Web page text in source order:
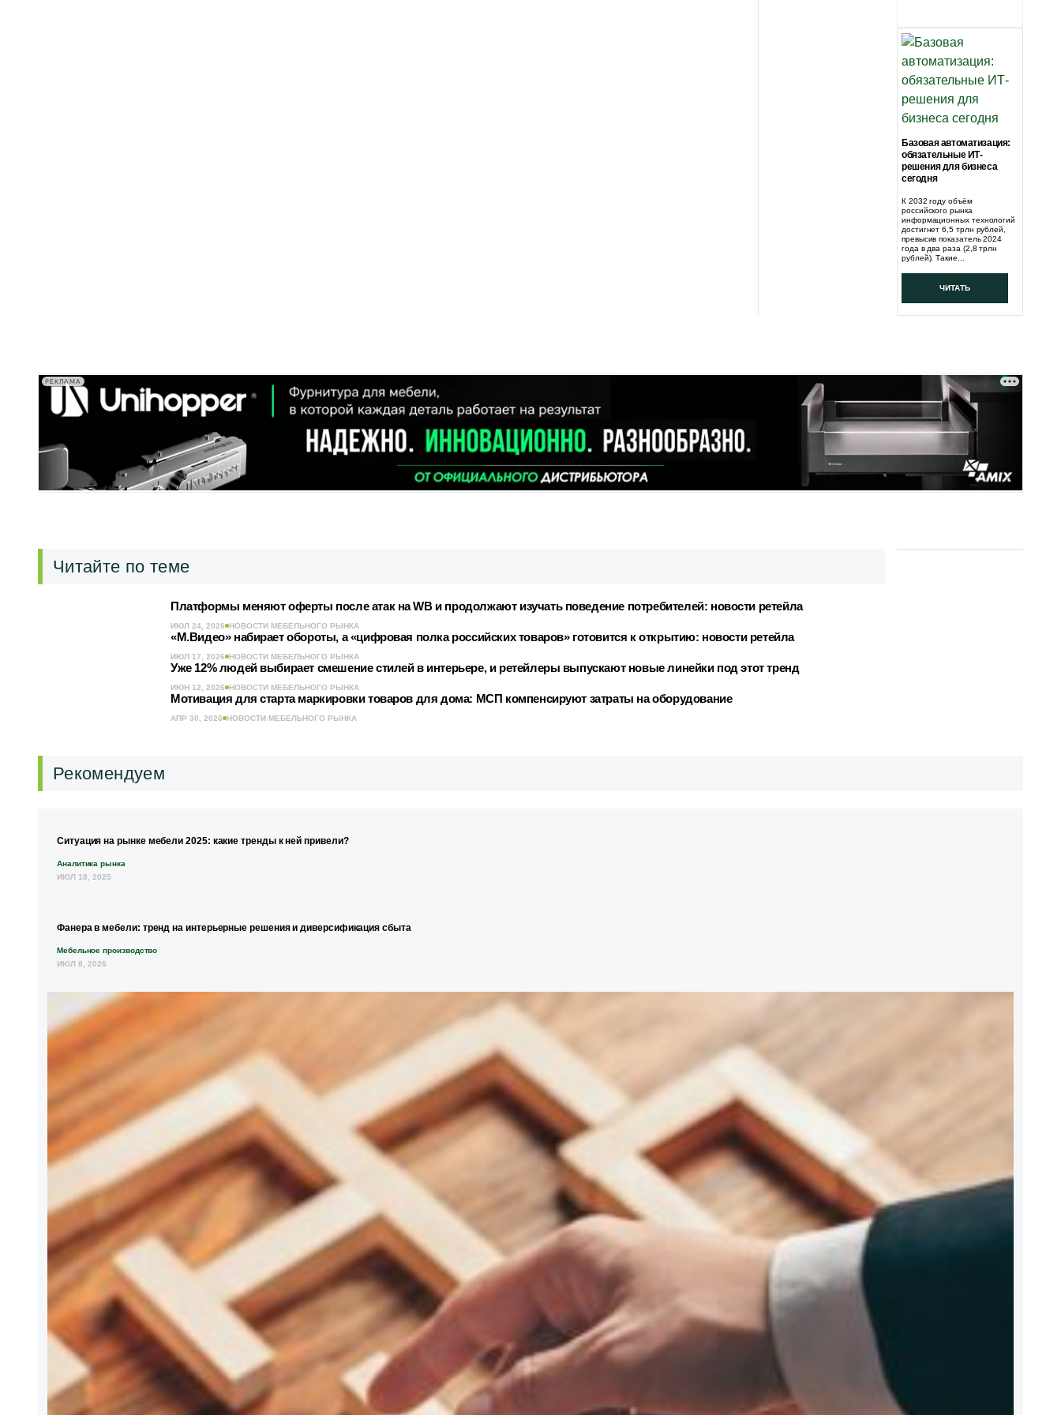
Базовая автоматизация:
обязательные ИТ-
решения для бизнеса
сегодня
К 2032 году объём
российского рынка
информационных технологий
достигнет 6,5 трлн рублей,
превысив показатель 2024
года в два раза (2,8 трлн
рублей). Такие...
ЧИТАТЬ
РЕКЛАМА
Читайте по теме
Платформы меняют оферты после атак на WB и продолжают изучать поведение потребителей: новости ретейла
ИЮЛ 24, 2026 НОВОСТИ МЕБЕЛЬНОГО РЫНКА
«М.Видео» набирает обороты, а «цифровая полка российских товаров» готовится к открытию: новости ретейла
ИЮЛ 17, 2026 НОВОСТИ МЕБЕЛЬНОГО РЫНКА
Уже 12% людей выбирает смешение стилей в интерьере, и ретейлеры выпускают новые линейки под этот тренд
ИЮН 12, 2026 НОВОСТИ МЕБЕЛЬНОГО РЫНКА
Мотивация для старта маркировки товаров для дома: МСП компенсируют затраты на оборудование
АПР 30, 2026 НОВОСТИ МЕБЕЛЬНОГО РЫНКА
Рекомендуем
Ситуация на рынке мебели 2025: какие тренды к ней привели?
Аналитика рынка
ИЮЛ 18, 2025
Фанера в мебели: тренд на интерьерные решения и диверсификация сбыта
Мебельное производство
ИЮЛ 8, 2026